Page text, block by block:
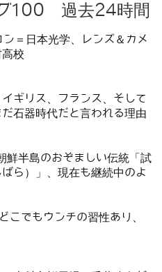
100 過去24時間
ン＝日本光学、レンズ＆カメ
校
ギリス、フランス、そして
だ石器時代だと言われる理由
半島のおぞましい伝統「試
ら）」、現在も継続中のよ
でもウンチの習性あり、